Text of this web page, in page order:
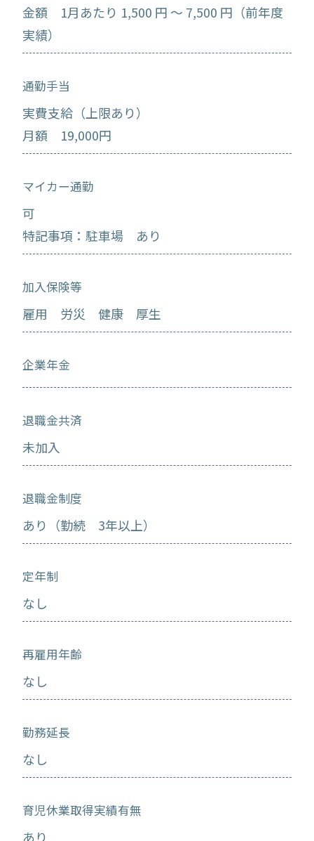
金額 1月あたり 1,500 円 ～ 7,500 円（前年度
実績）
通勤手当
実費支給（上限あり）
月額 19,000円
マイカー通勤
可
特記事項：駐車場 あり
加入保険等
雇用 労災 健康 厚生
企業年金
退職金共済
未加入
退職金制度
あり（勤続 3年以上）
定年制
なし
再雇用年齢
なし
勤務延長
なし
育児休業取得実績有無
あり